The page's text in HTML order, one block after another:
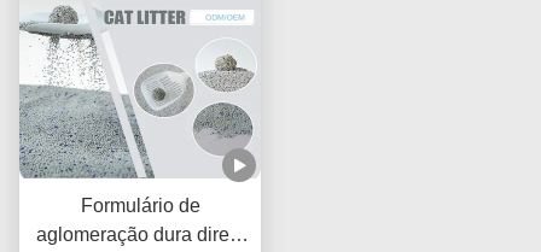
Formulário de
aglomeração dura direta